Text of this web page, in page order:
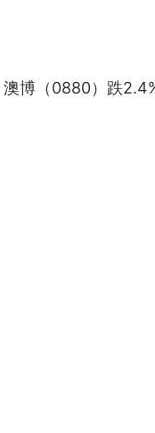
博（0880）跌2.4%